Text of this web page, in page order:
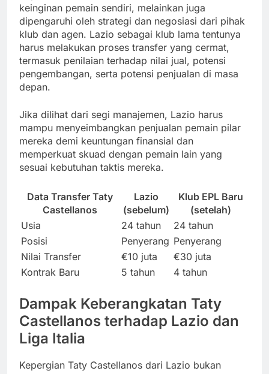
keinginan pemain sendiri, melainkan juga
dipengaruhi oleh strategi dan negosiasi dari pihak
klub dan agen. Lazio sebagai klub lama tentunya
harus melakukan proses transfer yang cermat,
termasuk penilaian terhadap nilai jual, potensi
pengembangan, serta potensi penjualan di masa
depan.
Jika dilihat dari segi manajemen, Lazio harus
mampu menyeimbangkan penjualan pemain pilar
mereka demi keuntungan finansial dan
memperkuat skuad dengan pemain lain yang
sesuai kebutuhan taktis mereka.
Data Transfer Taty
Castellanos
Lazio
(sebelum)
Klub EPL Baru
(setelah)
Usia
24 tahun
24 tahun
Posisi
Penyerang Penyerang
Nilai Transfer
€10 juta
€30 juta
Kontrak Baru
5 tahun 4 tahun
Dampak Keberangkatan Taty
Castellanos terhadap Lazio dan
Liga Italia
Kepergian Taty Castellanos dari Lazio bukan